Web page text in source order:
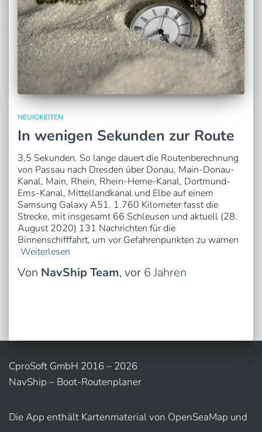
NEUIGKEITEN
In wenigen Sekunden zur Route
3,5 Sekunden. So lange dauert die Routenberechnung
von Passau nach Dresden über Donau, Main-Donau-
Kanal, Main, Rhein, Rhein-Herne-Kanal, Dortmund-
Ems-Kanal, Mittellandkanal und Elbe auf einem
Samsung Galaxy A51. 1.760 Kilometer fasst die
Strecke, mit insgesamt 66 Schleusen und aktuell (28.
August 2020) 131 Nachrichten für die
Binnenschifffahrt, um vor Gefahrenpunkten zu warnen
Weiterlesen
Von NavShip Team, vor 6 Jahren
CproSoft GmbH 2016 – 2026
NavShip – Boot-Routenplaner
Die App enthält Kartenmaterial von OpenSeaMap und